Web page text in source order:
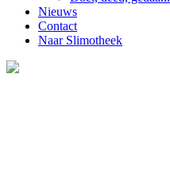
Nieuws
Contact
Naar Slimotheek